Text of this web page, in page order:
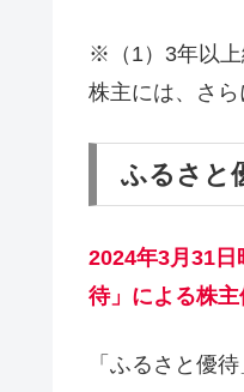
※（1）3年以上
株主には、さ
ふるさと
2024年3月31
待」による株主
「ふるさと優